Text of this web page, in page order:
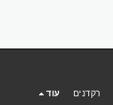
רקדנים עוד